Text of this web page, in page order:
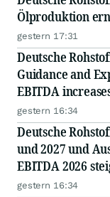
Ölproduktion
gestern 17:31
Deutsche
Guidance and
EBITDA
gestern 16:34
Deutsche
und 2027 und
EBITDA 2026
gestern 16:34